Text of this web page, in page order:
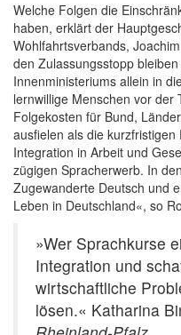
Welche Folgen die
haben, erklärt der
Wohlfahrtsverbands,
den Zulassungsstopp
Innenministeriums allein in
lernwillige Menschen vor der
Folgekosten für Bund,
ausfielen als die
Integration in Arbeit und
zügigen Spracherwerb. In
Zugewanderte Deutsch und
Leben in Deutschland«, so
»Wer Sprachkurse
Integration und
wirtschaftliche
lösen.« Katharina